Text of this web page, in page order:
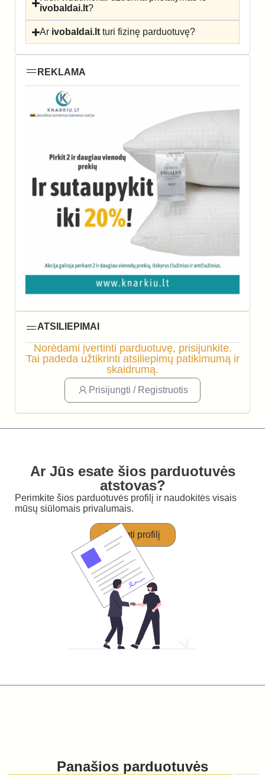
ivobaldai.lt?
Ar ivobaldai.lt turi fizinę parduotuvę?
REKLAMA
ATSILIEPIMAI
Norėdami įvertinti parduotuvę, prisijunkite.
Tai padeda užtikrinti atsiliepimų patikimumą ir
skaidrumą.
Prisijungti / Registruotis
Ar Jūs esate šios parduotuvės
atstovas?
Perimkite šios parduotuvės profilį ir naudokitės visais
mūsų siūlomais privalumais.
Perimti profilį
Panašios parduotuvės